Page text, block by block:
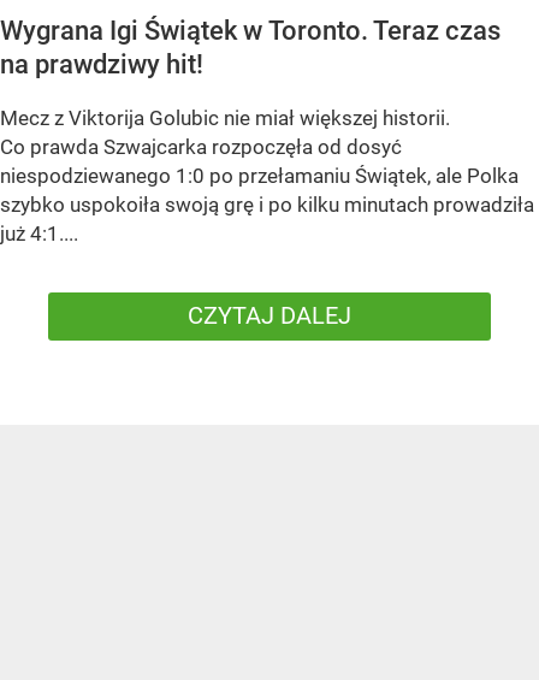
Wygrana Igi Świątek w Toronto. Teraz czas
na prawdziwy hit!
Mecz z Viktorija Golubic nie miał większej historii.
Co prawda Szwajcarka rozpoczęła od dosyć
niespodziewanego 1:0 po przełamaniu Świątek, ale Polka
szybko uspokoiła swoją grę i po kilku minutach prowadziła
już 4:1....
CZYTAJ DALEJ